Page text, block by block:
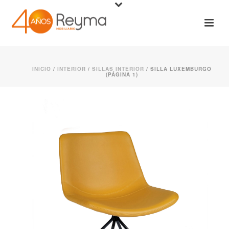
INICIO / INTERIOR / SILLAS INTERIOR / SILLA LUXEMBURGO
(PÁGINA 1)